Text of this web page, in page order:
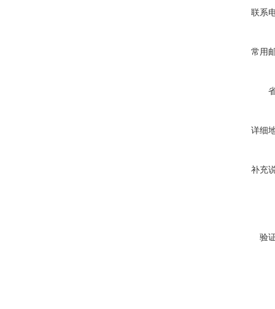
联系
常用
详细
补充
验